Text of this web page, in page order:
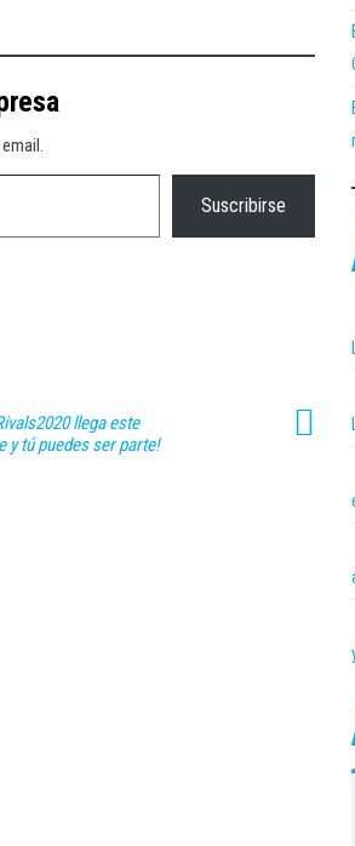
Suscribirse
llega este
y tú puedes ser parte!